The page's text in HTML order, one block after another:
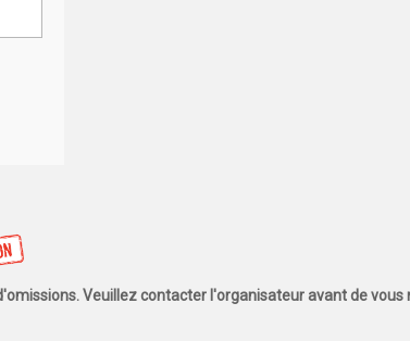
Veuillez contacter l'organisateur avant de